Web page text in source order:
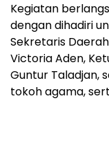
Kegiatan
dengan dihadiri
Sekretaris
Victoria Aden,
Guntur Taladjan,
tokoh agama,